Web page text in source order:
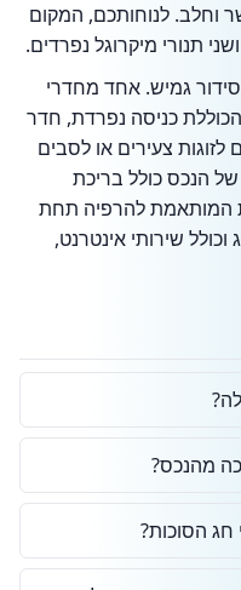
וחלב. לנוחותכם, המקום
תנורי מיקרוגל נפרדים.
גמיש. אחד מחדרי
כניסה נפרדת, חדר
צעירים או לסבים
הנכס כולל בריכת
המותאמת להרפיה תחת
שירותי אינטרנט,
מהנכס?
הסוכות?